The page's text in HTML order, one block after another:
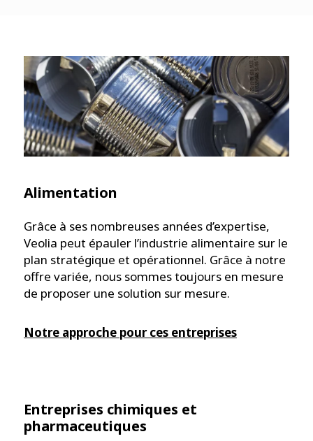
Alimentation
Grâce à ses nombreuses années d’expertise,
Veolia peut épauler l’industrie alimentaire sur le
plan stratégique et opérationnel. Grâce à notre
offre variée, nous sommes toujours en mesure
de proposer une solution sur mesure.
Notre approche pour ces entreprises
Entreprises chimiques et
pharmaceutiques